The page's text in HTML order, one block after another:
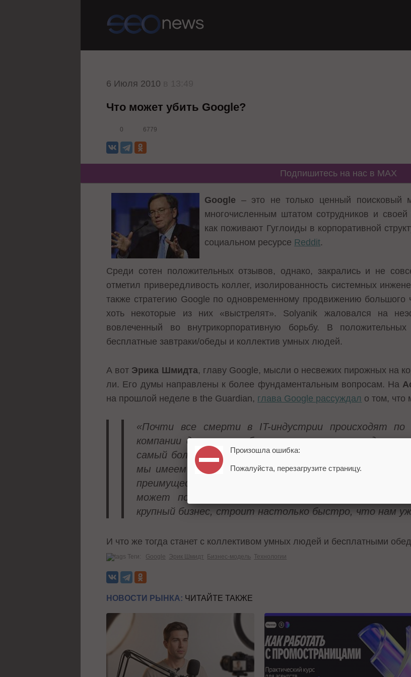
6 Июля 2010
Что может убить Google?
0 6779
Подпишитесь на нас в MAX
Google – это не только ценный поисковый
многочисленным штатом сотрудников и
как поживают Гуглоиды в корпоративной
социальном ресурсе Reddit.
Среди сотен положительных отзывов, однако, закрались и не
отметил привередливость коллег, изолированность системных
также стратегию Google по одновременному продвижению большого
хоть некоторые из них «выстрелят». Solyanik жаловался на
вовлеченный во внутрикорпоративную борьбу. В
бесплатные завтраки/обеды и коллектив умных людей.
А вот Эрика Шмидта, главу Google, мысли о несвежих пирожных на
ли. Его думы направлены к более фундаментальным вопросам. На
на прошлой неделе в the Guardian, глава Google рассуждал о том, что
«Почти все смерти в IT-индустрии происходят по
компании делают ошибки, потому что не
самый большой страх относительно компании
мы имеем много схожего с другими компаниями, мы
преимущества… А если вы не можете предложить
может появиться со стороны крупной
крупный бизнес, строит настолько быстро, что нам
И что же тогда станет с коллективом умных людей и бесплатными
Теги: Google Эрик Шмидт Бизнес-модель Технологии
НОВОСТИ РЫНКА: ЧИТАЙТЕ ТАКЖЕ
Произошла ошибка:
Пожалуйста, перезагрузите страницу.